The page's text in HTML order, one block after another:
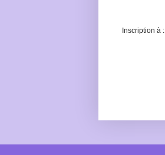
Inscription à :